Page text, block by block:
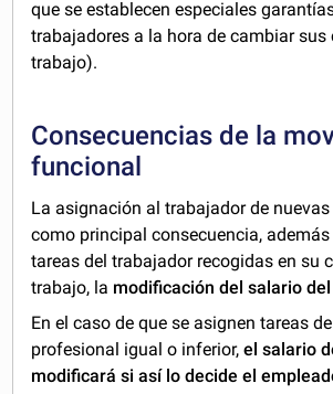
que se establecen especiales
trabajadores a la hora de cambiar sus
trabajo).
Consecuencias de la
funcional
La asignación al trabajador de
como principal consecuencia,
tareas del trabajador recogidas en su
trabajo, la modificación del salario
En el caso de que se asignen tareas
profesional igual o inferior,el salario
modificará si así lo decide el